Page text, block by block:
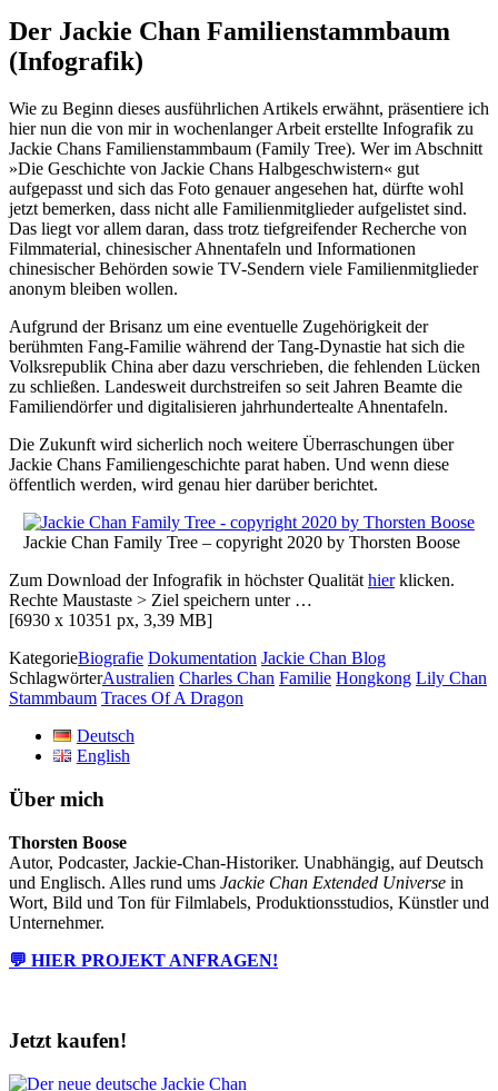
Der Jackie Chan Familienstammbaum
(Infografik)
Wie zu Beginn dieses ausführlichen Artikels erwähnt, präsentiere ich
hier nun die von mir in wochenlanger Arbeit erstellte Infografik zu
Jackie Chans Familienstammbaum (Family Tree). Wer im Abschnitt
»Die Geschichte von Jackie Chans Halbgeschwistern« gut
aufgepasst und sich das Foto genauer angesehen hat, dürfte wohl
jetzt bemerken, dass nicht alle Familienmitglieder aufgelistet sind.
Das liegt vor allem daran, dass trotz tiefgreifender Recherche von
Filmmaterial, chinesischer Ahnentafeln und Informationen
chinesischer Behörden sowie TV-Sendern viele Familienmitglieder
anonym bleiben wollen.
Aufgrund der Brisanz um eine eventuelle Zugehörigkeit der
berühmten Fang-Familie während der Tang-Dynastie hat sich die
Volksrepublik China aber dazu verschrieben, die fehlenden Lücken
zu schließen. Landesweit durchstreifen so seit Jahren Beamte die
Familiendörfer und digitalisieren jahrhundertealte Ahnentafeln.
Die Zukunft wird sicherlich noch weitere Überraschungen über
Jackie Chans Familiengeschichte parat haben. Und wenn diese
öffentlich werden, wird genau hier darüber berichtet.
Jackie Chan Family Tree – copyright 2020 by Thorsten Boose
Zum Download der Infografik in höchster Qualität hierklicken.
Rechte Maustaste > Ziel speichern unter …
[6930 x 10351 px, 3,39 MB]
KategorieBiografie Dokumentation Jackie Chan Blog
SchlagwörterAustralien Charles Chan Familie Hongkong Lily Chan
Stammbaum Traces Of A Dragon
Deutsch
English
Über mich
Thorsten Boose
Autor, Podcaster, Jackie-Chan-Historiker. Unabhängig, auf Deutsch
und Englisch. Alles rund ums Jackie Chan Extended Universe in
Wort, Bild und Ton für Filmlabels, Produktionsstudios, Künstler und
Unternehmer.
💬 HIER PROJEKT ANFRAGEN!
Jetzt kaufen!